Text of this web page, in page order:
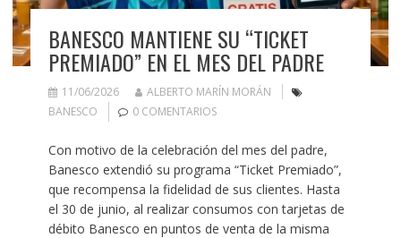
BANESCO MANTIENE SU “TICKET
PREMIADO” EN EL MES DEL PADRE
11/06/2026
ALBERTO MARÍN MORÁN
BANESCO
0 COMENTARIOS
Con motivo de la celebración del mes del padre,
Banesco extendió su programa “Ticket Premiado”,
que recompensa la fidelidad de sus clientes. Hasta
el 30 de junio, al realizar consumos con tarjetas de
débito Banesco en puntos de venta de la misma